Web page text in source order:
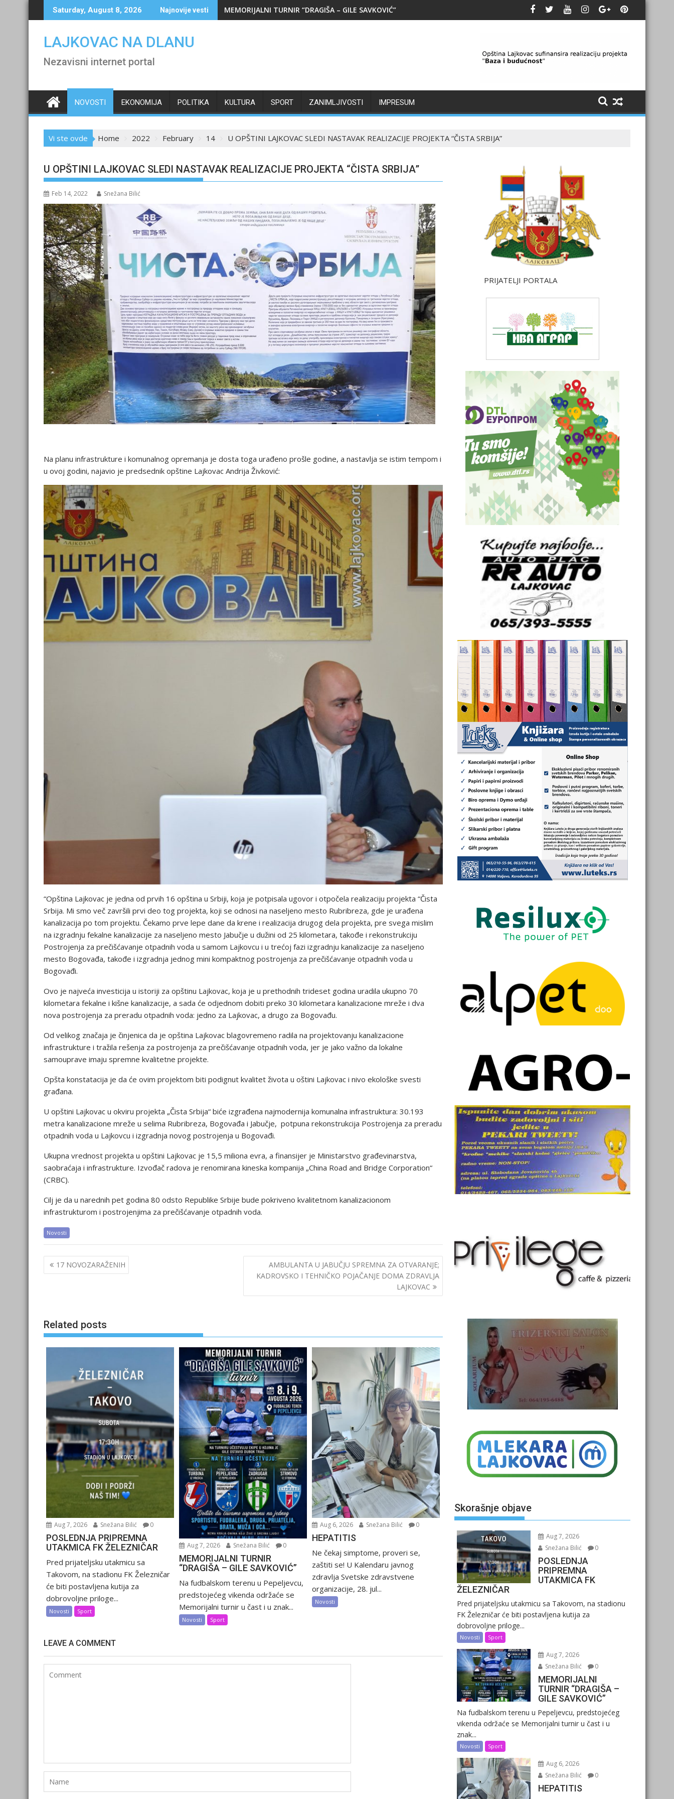
to
Saturday, August 8, 2026 Najnovije vesti MEMORIJALNI TURNIR “DRAGIŠA – GILE SAVKOVIĆ”
LAJKOVAC NA DLANU
Nezavisni internet portal
NOVOSTI EKONOMIJA POLITIKA KULTURA SPORT ZANIMLJIVOSTI IMPRESUM
Vi ste ovde Home 2022 February 14 U OPŠTINI LAJKOVAC SLEDI NASTAVAK REALIZACIJE PROJEKTA “ČISTA SRBIJA”
U OPŠTINI LAJKOVAC SLEDI NASTAVAK REALIZACIJE PROJEKTA “ČISTA SRBIJA”
Feb 14, 2022 Snežana Bilić
Na planu infrastrukture i komunalnog opremanja je dosta toga urađeno prošle godine, a nastavlja se istim tempom i
u ovoj godini, najavio je predsednik opštine Lajkovac Andrija Živković:
“Opština Lajkovac je jedna od prvih 16 opština u Srbiji, koja je potpisala ugovor i otpočela realizaciju projekta “Čista
Srbija. Mi smo več završili prvi deo tog projekta, koji se odnosi na naseljeno mesto Rubribreza, gde je urađena
kanalizacija po tom projektu. Čekamo prve lepe dane da krene i realizacija drugog dela projekta, pre svega mislim
na izgradnju fekalne kanalizacije za naseljeno mesto Jabučje u dužini od 25 kilometara, takođe i rekonstrukciju
Postrojenja za prečišćavanje otpadnih voda u samom Lajkovcu i u trećoj fazi izgradnju kanalizacije za naseljeno
mesto Bogovađa, takođe i izgradnja jednog mini kompaktnog postrojenja za prečišćavanje otpadnih voda u
Bogovađi.
Ovo je najveća investicija u istoriji za opštinu Lajkovac, koja je u prethodnih trideset godina uradila ukupno 70
kilometara fekalne i kišne kanalizacije, a sada će odjednom dobiti preko 30 kilometara kanalizacione mreže i dva
nova postrojenja za preradu otpadnih voda: jedno za Lajkovac, a drugo za Bogovađu.
Od velikog značaja je činjenica da je opština Lajkovac blagovremeno radila na projektovanju kanalizacione
infrastrukture i tražila rešenja za postrojenja za prečišćavanje otpadnih voda, jer je jako važno da lokalne
samouprave imaju spremne kvalitetne projekte.
Opšta konstatacija je da će ovim projektom biti podignut kvalitet života u oštini Lajkovac i nivo ekološke svesti
građana.
U opštini Lajkovac u okviru projekta „Čista Srbija“ biće izgrađena najmodernija komunalna infrastruktura: 30.193
metra kanalizacione mreže u selima Rubribreza, Bogovađa i Jabučje, potpuna rekonstrukcija Postrojenja za preradu
otpadnih voda u Lajkovcu i izgradnja novog postrojenja u Bogovađi.
Ukupna vrednost projekta u opštini Lajkovac je 15,5 miliona evra, a finansijer je Ministarstvo građevinarstva,
saobraćaja i infrastrukture. Izvođač radova je renomirana kineska kompanija „China Road and Bridge Corporation“
(CRBC).
Cilj je da u narednih pet godina 80 odsto Republike Srbije bude pokriveno kvalitetnom kanalizacionom
infrastrukturom i postrojenjima za prečišćavanje otpadnih voda.
Novosti
Post
navigation
17 NOVOZARAŽENIH
AMBULANTA U JABUČJU SPREMNA ZA OTVARANJE;
KADROVSKO I TEHNIČKO POJAČANJE DOMA ZDRAVLJA
LAJKOVAC
Related posts
Aug 7, 2026 Snežana Bilić 0
POSLEDNJA PRIPREMNA
UTAKMICA FK ŽELEZNIČAR
Pred prijateljsku utakmicu sa
Takovom, na stadionu FK Železničar
će biti postavljena kutija za
dobrovoljne priloge...
Novosti Sport
Aug 7, 2026 Snežana Bilić 0
MEMORIJALNI TURNIR
“DRAGIŠA – GILE SAVKOVIĆ”
Na fudbalskom terenu u Pepeljevcu,
predstojećeg vikenda održaće se
Memorijalni turnir u čast i u znak...
Novosti Sport
Aug 6, 2026 Snežana Bilić 0
HEPATITIS
Ne čekaj simptome, proveri se,
zaštiti se! U Kalendaru javnog
zdravlja Svetske zdravstvene
organizacije, 28. jul...
Novosti
LEAVE A COMMENT
PRIJATELJI PORTALA
Skorašnje objave
Aug 7, 2026
Snežana Bilić
0
POSLEDNJA
PRIPREMNA
UTAKMICA FK
ŽELEZNIČAR
Pred prijateljsku utakmicu sa Takovom, na stadionu
FK Železničar će biti postavljena kutija za
dobrovoljne priloge...
Novosti Sport
Aug 7, 2026
Snežana Bilić
0
MEMORIJALNI
TURNIR “DRAGIŠA –
GILE SAVKOVIĆ”
Na fudbalskom terenu u Pepeljevcu, predstojećeg
vikenda održaće se Memorijalni turnir u čast i u
znak...
Novosti Sport
Aug 6, 2026
Snežana Bilić
0
HEPATITIS